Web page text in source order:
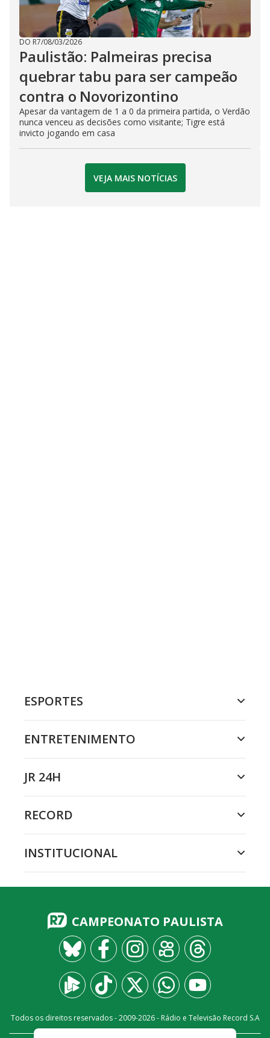
DO R7/08/03/2026
Paulistão: Palmeiras precisa
quebrar tabu para ser campeão
contra o Novorizontino
Apesar da vantagem de 1 a 0 da primeira partida, o Verdão
nunca venceu as decisões como visitante; Tigre está
invicto jogando em casa
VEJA MAIS NOTÍCIAS
ESPORTES
ENTRETENIMENTO
JR 24H
RECORD
INSTITUCIONAL
CAMPEONATO PAULISTA
Todos os direitos reservados - 2009-2026- Rádio e Televisão Record S.A